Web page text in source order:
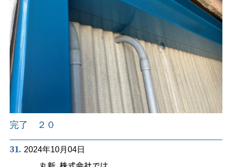
完了 ２０
31. 2024年10月04日